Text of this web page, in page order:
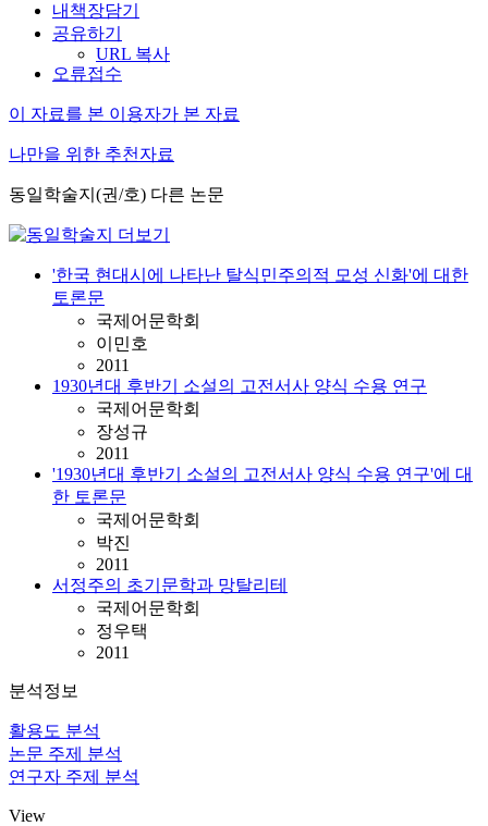
내책장담기
공유하기
URL 복사
오류접수
이 자료를 본 이용자가 본 자료
나만을 위한 추천자료
동일학술지(권/호) 다른 논문
'한국 현대시에 나타난 탈식민주의적 모성 신화'에 대한
토론문
국제어문학회
이민호
2011
1930년대 후반기 소설의 고전서사 양식 수용 연구
국제어문학회
장성규
2011
'1930년대 후반기 소설의 고전서사 양식 수용 연구'에 대
한 토론문
국제어문학회
박진
2011
서정주의 초기문학과 망탈리테
국제어문학회
정우택
2011
분석정보
활용도 분석
논문 주제 분석
연구자 주제 분석
View